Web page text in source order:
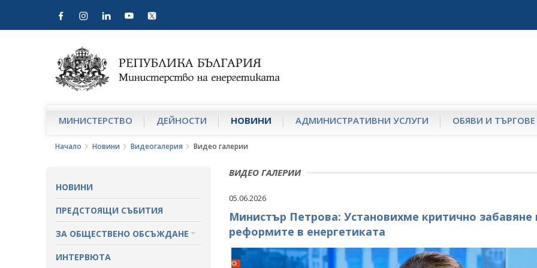
МИНИСТЕРСТВО ДЕЙНОСТИ НОВИНИ АДМИНИСТРАТИВНИ УСЛУГИ ОБЯВИ И ТЪРГОВЕ
Начало Новини Видеогалерия Видео галерии
НОВИНИ
ПРЕДСТОЯЩИ СЪБИТИЯ
ЗА ОБЩЕСТВЕНО ОБСЪЖДАНЕ
ПРОЕКТИ ЗА ОБЩЕСТВЕНО
ИНТЕРВЮТА
ВИДЕО ГАЛЕРИИ
05.06.2026
Министър Петрова: Установихме критично забавяне
реформите в енергетиката